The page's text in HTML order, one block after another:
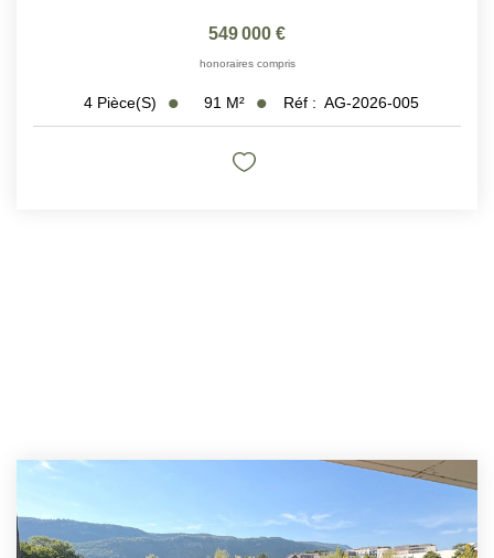
549 000 €
honoraires compris
4 Pièce(s) 91 M² Réf : AG-2026-005